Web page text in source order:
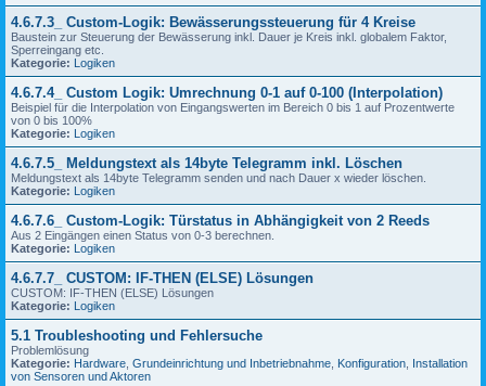
4.6.7.3_ Custom-Logik: Bewässerungssteuerung für 4 Kreise
Baustein zur Steuerung der Bewässerung inkl. Dauer je Kreis inkl. globalem Faktor,
Sperreingang etc.
Kategorie: Logiken
4.6.7.4_ Custom Logik: Umrechnung 0-1 auf 0-100 (Interpolation)
Beispiel für die Interpolation von Eingangswerten im Bereich 0 bis 1 auf Prozentwerte
von 0 bis 100%
Kategorie: Logiken
4.6.7.5_ Meldungstext als 14byte Telegramm inkl. Löschen
Meldungstext als 14byte Telegramm senden und nach Dauer x wieder löschen.
Kategorie: Logiken
4.6.7.6_ Custom-Logik: Türstatus in Abhängigkeit von 2 Reeds
Aus 2 Eingängen einen Status von 0-3 berechnen.
Kategorie: Logiken
4.6.7.7_ CUSTOM: IF-THEN (ELSE) Lösungen
CUSTOM: IF-THEN (ELSE) Lösungen
Kategorie: Logiken
5.1 Troubleshooting und Fehlersuche
Problemlösung
Kategorie: Hardware Grundeinrichtung und Inbetriebnahme Konfiguration Installation
von Sensoren und Aktoren